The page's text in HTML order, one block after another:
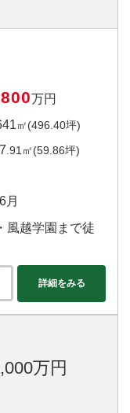
万円
㎡(496.40坪)
.91㎡(59.86坪)
月
越学園まで徒
詳細をみる
万円